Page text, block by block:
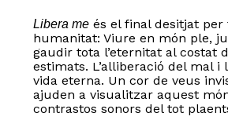
Libera meés el final desitjat per
humanitat: Viure en món ple,
gaudir tota l’eternitat al costat
estimats. L’alliberació del mal
vida eterna. Un cor de veus
ajuden a visualitzar aquest
contrastos sonors del tot